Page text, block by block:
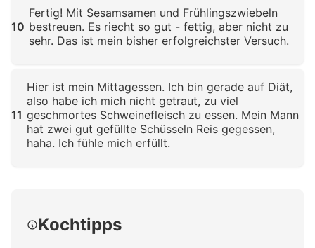
10
Fertig! Mit Sesamsamen und Frühlingszwiebeln
bestreuen. Es riecht so gut - fettig, aber nicht zu
sehr. Das ist mein bisher erfolgreichster Versuch.
11
Hier ist mein Mittagessen. Ich bin gerade auf Diät,
also habe ich mich nicht getraut, zu viel
geschmortes Schweinefleisch zu essen. Mein Mann
hat zwei gut gefüllte Schüsseln Reis gegessen,
haha. Ich fühle mich erfüllt.
Kochtipps